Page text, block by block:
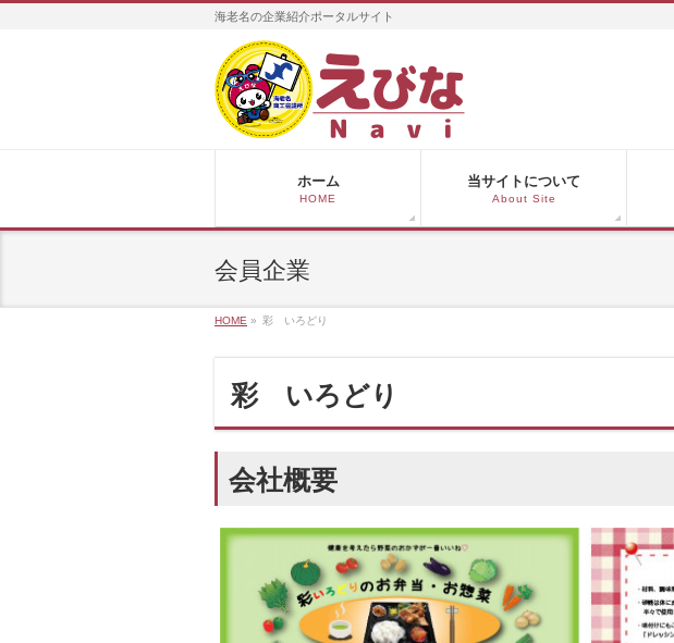
海老名の企業紹介ポータルサイト
ホーム
HOME
当サイトについて
About Site
会員企業
HOME » 彩 いろどり
彩 いろどり
会社概要